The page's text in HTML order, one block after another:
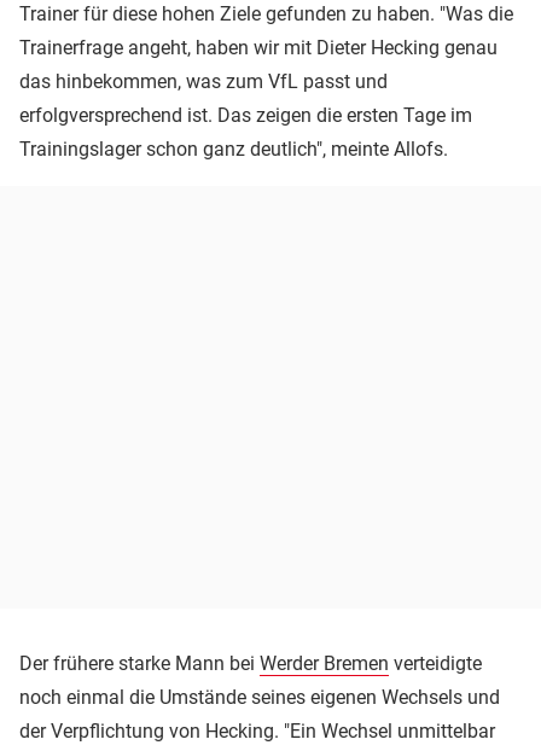
Trainer für diese hohen Ziele gefunden zu haben. "Was die
Trainerfrage angeht, haben wir mit Dieter Hecking genau
das hinbekommen, was zum VfL passt und
erfolgversprechend ist. Das zeigen die ersten Tage im
Trainingslager schon ganz deutlich", meinte Allofs.
Der frühere starke Mann bei Werder Bremen verteidigte
noch einmal die Umstände seines eigenen Wechsels und
der Verpflichtung von Hecking. "Ein Wechsel unmittelbar